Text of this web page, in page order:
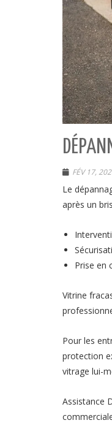
FÉV 17,
Le
après un
Prise en
Vitrine
Pour les
protection
vitrage lui-
Assistance